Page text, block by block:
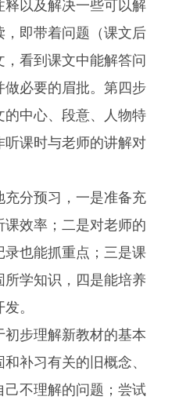
以及解决一些可以解
即带着问题（课文后
看到课文中能解答问
必要的眉批。第四步
中心、段意、人物特
课时与老师的讲解对
分预习，一是准备充
效率；二是对老师的
录也能抓重点；三是课
学知识，四是能培养
。
步理解新教材的基本
补习有关的旧概念、
己不理解的问题；尝试